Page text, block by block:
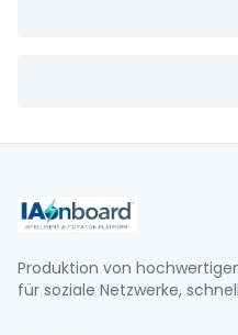
Produktion von
für soziale Netzwerke,